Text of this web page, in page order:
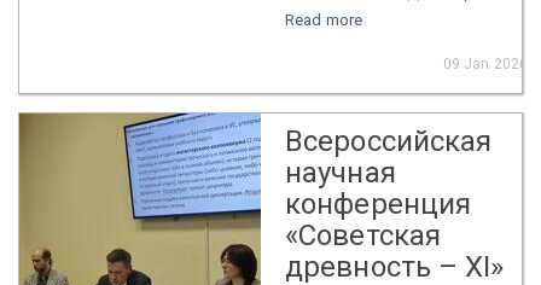
Read more
09 Jan 2026
Всероссийская
научная
конференция
«Советская
древность – XI»